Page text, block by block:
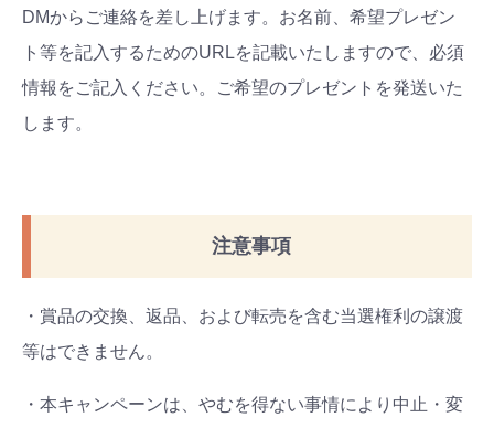
DMからご連絡を差し上げます。お名前、希望プレゼン
ト等を記入するためのURLを記載いたしますので、必須
情報をご記入ください。ご希望のプレゼントを発送いた
します。
注意事項
・賞品の交換、返品、および転売を含む当選権利の譲渡
等はできません。
・本キャンペーンは、やむを得ない事情により中止・変